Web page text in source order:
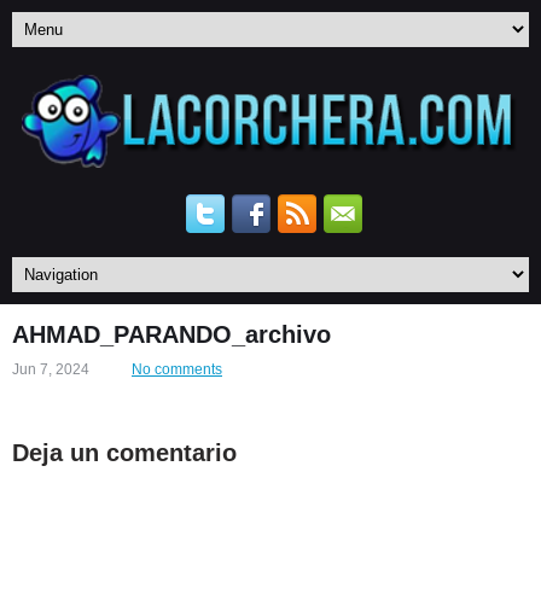
AHMAD_PARANDO_archivo
Jun 7, 2024 No comments
Deja un comentario